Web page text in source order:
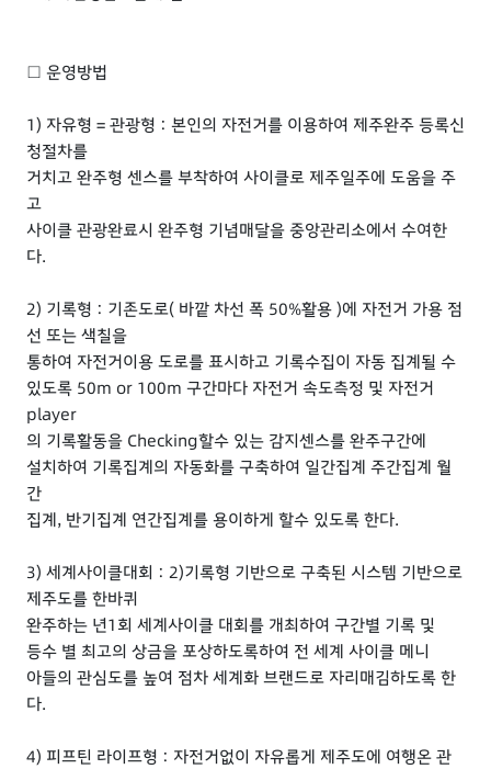
□ 운영방법
1) 자유형 = 관광형 : 본인의 자전거를 이용하여 제주완주 등록신
청절차를
거치고 완주형 센스를 부착하여 사이클로 제주일주에 도움을 주
고
사이클 관광완료시 완주형 기념매달을 중앙관리소에서 수여한
다.
2) 기록형 : 기존도로( 바깥 차선 폭 50%활용 )에 자전거 가용 점
선 또는 색칠을
통하여 자전거이용 도로를 표시하고 기록수집이 자동 집계될 수
있도록 50m or 100m 구간마다 자전거 속도측정 및 자전거
player
의 기록활동을 Checking할수 있는 감지센스를 완주구간에
설치하여 기록집계의 자동화를 구축하여 일간집계 주간집계 월
간
집계, 반기집계 연간집계를 용이하게 할수 있도록 한다.
3) 세계사이클대회 : 2)기록형 기반으로 구축된 시스템 기반으로
제주도를 한바퀴
완주하는 년1회 세계사이클 대회를 개최하여 구간별 기록 및
등수 별 최고의 상금을 포상하도록하여 전 세계 사이클 메니
아들의 관심도를 높여 점차 세계화 브랜드로 자리매김하도록 한
다.
4) 피프틴 라이프형 : 자전거없이 자유롭게 제주도에 여행온 관